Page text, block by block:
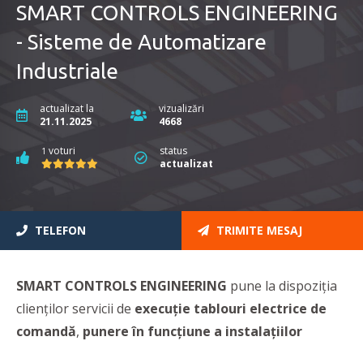
SMART CONTROLS ENGINEERING
- Sisteme de Automatizare
Industriale
actualizat la
21.11.2025
vizualizări
4668
1 voturi
status
actualizat
TELEFON TRIMITE MESAJ
SMART CONTROLS ENGINEERING pune la dispoziţia
clienţilor servicii de execuţie tablouri electrice de
comandă, punere în funcţiune a instalaţiilor